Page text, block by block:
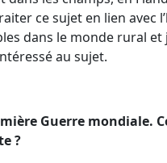
ce sujet en lien avec
dans le monde rural
au sujet.
Guerre mondiale.
?